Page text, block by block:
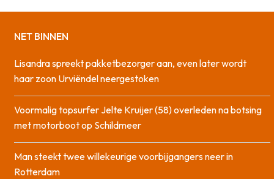
NET BINNEN
Lisandra spreekt pakketbezorger aan, even later wordt
haar zoon Urviëndel neergestoken
Voormalig topsurfer Jelte Kruijer (58) overleden na botsing
met motorboot op Schildmeer
Man steekt twee willekeurige voorbijgangers neer in
Rotterdam